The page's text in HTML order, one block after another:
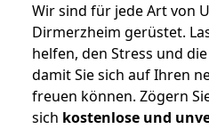
Wir sind für jede Art von
Dirmerzheim gerüstet.
helfen, den Stress und
damit Sie sich auf Ihren
freuen können. Zögern
sich kostenlose und